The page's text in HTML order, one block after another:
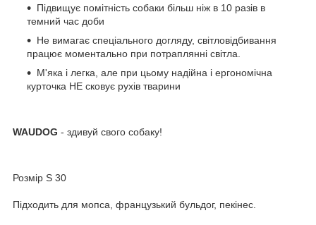
Підвищує помітність собаки більш ніж в 10 разів в
темний час доби
Не вимагає спеціального догляду, світловідбивання
працює моментально при потраплянні світла.
М'яка і легка, але при цьому надійна і ергономічна
курточка НЕ сковує рухів тварини
WAUDOG - здивуй свого собаку!
Розмір S 30
Підходить для мопса, французький бульдог, пекінес.